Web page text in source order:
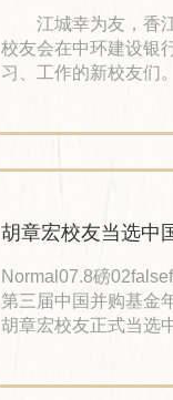
江城幸为友，香江
校友会在中环建设银
习、工作的新校友们
市；校友会是一个重
胡章宏校友当选中
Normal07.8磅
第三届中国并购基金
胡章宏校友正式当选